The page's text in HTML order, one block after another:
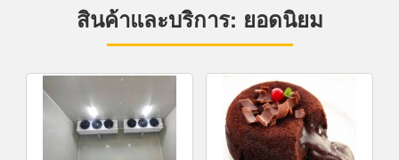
สินค้าและบริการ: ยอดนิยม